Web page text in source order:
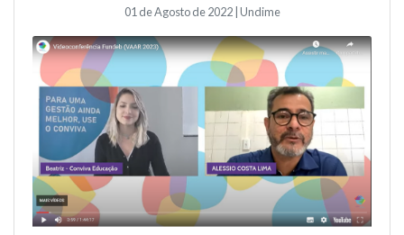
01 de Agosto de 2022 | Undime